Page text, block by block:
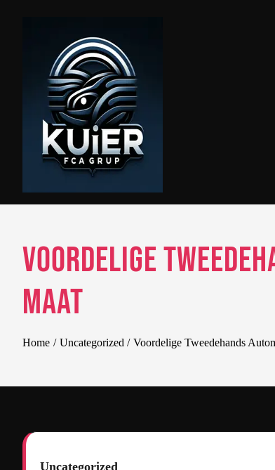
Voordelige
Maat
Home Uncategorized Voordelige Tweedehands
Uncategorized